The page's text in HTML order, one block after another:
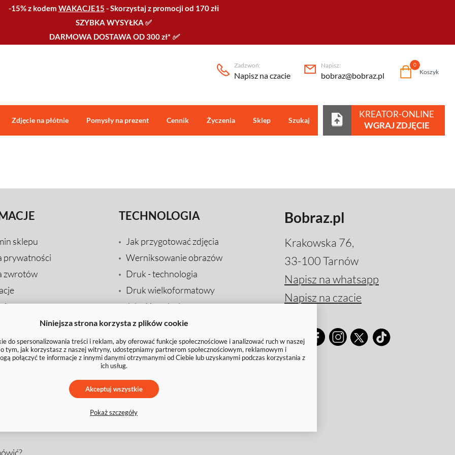
-15% z kodem WAKACJE15 -Skorzystaj z promocji od 170 złℹ️
SZYBKA WYSYŁKA ✅
DARMOWA DOSTAWA OD 300 zł* ✅
Zadzwoń:
Napisz na czacie
Napisz:
bobraz@bobraz.pl Koszyk
0
Zdjęcie na płótnie Pomysły na prezent Cennik Życzenia Sklep Szukaj Centrum pomocy
KREATOR-ONLINE
WGRAJ ZDJĘCIE
sklepu
prywatności
zwrotów
TECHNOLOGIA
Jak przygotować zdjęcia
Werniksowanie obrazów
Druk - technologia
Druk wielkoformatowy
Jakość wydruku
O naszych płótnach
Skonfiguruj swoje wnętrze
Sosnowy blejtram
Sprawdź jakość zdjęcia
Zmiana formatu zdjęcia -
instrukcja
Bobraz.pl
Krakowska 76,
33-100 Tarnów
Napisz na whatsapp
Napisz na czacie
Niniejsza strona korzysta z plików cookie
do spersonalizowania treści i reklam, aby oferować funkcje społecznościowe i analizować ruch w naszej
tym, jak korzystasz z naszej witryny, udostępniamy partnerom społecznościowym, reklamowym i
połączyć te informacje z innymi danymi otrzymanymi od Ciebie lub uzyskanymi podczas korzystania z
ich usług.
Akceptuj wszystkie
Pokaż szczegóły